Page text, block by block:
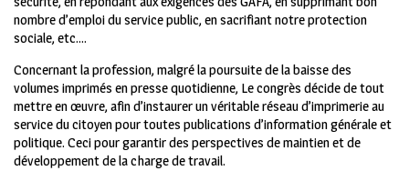
nombre d’emploi du service public, en sacrifiant notre protection
sociale, etc….
Concernant la profession, malgré la poursuite de la baisse des
volumes imprimés en presse quotidienne, Le congrès décide de tout
mettre en œuvre, afin d’instaurer un véritable réseau d’imprimerie au
service du citoyen pour toutes publications d’information générale et
politique. Ceci pour garantir des perspectives de maintien et de
développement de la charge de travail.